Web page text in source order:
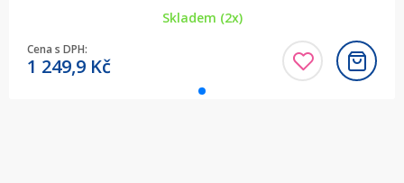
Skladem (2x)
Cena s DPH:
1 249,9 Kč